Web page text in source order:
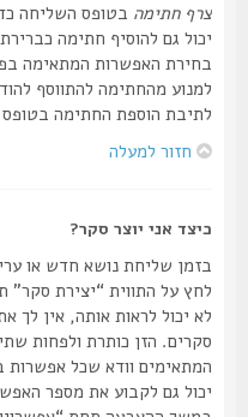
צרף חתימהבטופס השליחה כדי
יכול גם להוסיף חתימה כברירת
בחירת האפשרות המתאימה
למנוע מהחתימה להתווסף
לתיבת הוספת החתימה בטופס
חזור למעלה
כיצד אני יוצר סקר?
בזמן שליחת נושא חדש או עריכת
לחץ על התווית “יצירת סקר”
לא יכול לראות אותה, אין לך את
סקרים. הזן כותרת ולפחות שתי
המתאימים וודא שכל אפשרות
יכול גם לקבוע את מספר